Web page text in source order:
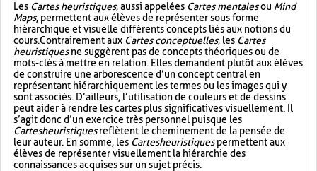
Les Cartes heuristiques, aussi appelées Cartes mentalesou Mind
Maps, permettent aux élèves de représenter sous forme
hiérarchique et visuelle différents concepts liés aux notions du
cours. Contrairement aux Cartes conceptuelles, les Cartes
heuristiquesne suggèrent pas de concepts théoriques ou de
mots-clés à mettre en relation. Elles demandent plutôt aux élèves
de construire une arborescence d’un concept central en
représentant hiérarchiquement les termes ou les images qui y
sont associés. D’ailleurs, l’utilisation de couleurs et de dessins
peut aider à rendre les cartes plus significatives visuellement. Il
s’agit donc d’un exercice très personnel puisque les
Cartes heuristiquesreflètent le cheminement de la pensée de
leur auteur. En somme, les Cartes heuristiquespermettent aux
élèves de représenter visuellement la hiérarchie des
connaissances acquises sur un sujet précis.